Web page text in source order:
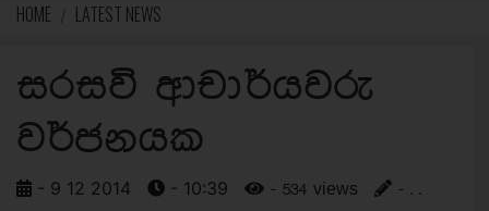
HOME LATEST NEWS
සරසවි ආචාර්යවරු
වර්ජනයක
- 9 12 2014 - 10:39 - 534 views - . .